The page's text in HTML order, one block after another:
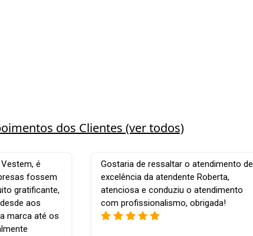
dos Clientes (ver todos)
é
fossem
gratificante,
aos
marca até os
Gostaria de ressaltar o atendimento de
excelência da atendente Roberta,
atenciosa e conduziu o atendimento
com profissionalismo, obrigada!